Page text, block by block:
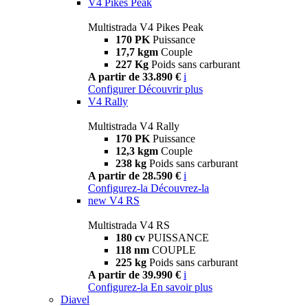
Multistrada V4 Pikes Peak
170 PK Puissance
17,7 kgm Couple
227 Kg Poids sans carburant
A partir de 33.890 € i
Configurer Découvrir plus
V4 Rally
Multistrada V4 Rally
170 PK Puissance
12,3 kgm Couple
238 kg Poids sans carburant
A partir de 28.590 € i
Configurez-la Découvrez-la
new V4 RS
Multistrada V4 RS
180 cv PUISSANCE
118 nm COUPLE
225 kg Poids sans carburant
A partir de 39.990 € i
Configurez-la En savoir plus
Diavel